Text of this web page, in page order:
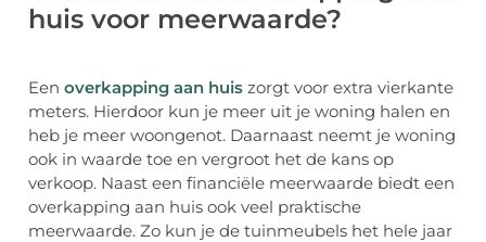
huis voor meerwaarde?
Een overkapping aan huis zorgt voor extra vierkante
meters. Hierdoor kun je meer uit je woning halen en
heb je meer woongenot. Daarnaast neemt je woning
ook in waarde toe en vergroot het de kans op
verkoop. Naast een financiële meerwaarde biedt een
overkapping aan huis ook veel praktische
meerwaarde. Zo kun je de tuinmeubels het hele jaar